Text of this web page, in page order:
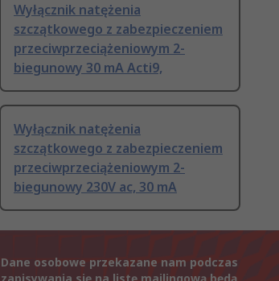
Wyłącznik natężenia
szczątkowego z zabezpieczeniem
przeciwprzeciążeniowym 2-
biegunowy 30 mA Acti9,
Wyłącznik natężenia
szczątkowego z zabezpieczeniem
przeciwprzeciążeniowym 2-
biegunowy 230V ac, 30 mA
Dane osobowe przekazane nam podczas